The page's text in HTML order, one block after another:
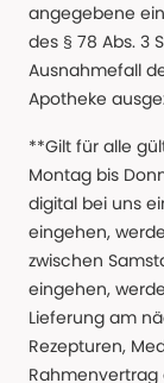
angegebene
des § 78 Abs. 3
Ausnahmefall
Apotheke
**Gilt für alle
Montag bis
digital bei uns
eingehen,
zwischen
eingehen,
Lieferung am
Rezepturen,
Rahmenvertrag